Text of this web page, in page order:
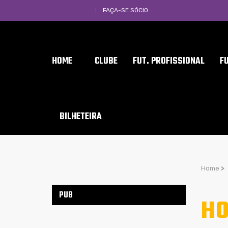
FAÇA-SE SÓCIO
HOME CLUBE FUT. PROFISSIONAL
BILHETEIRA
Home >
PUB